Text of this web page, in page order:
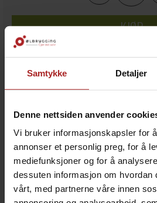
Samtykke Detaljer
Denne nettsiden anvender
Vi bruker informasjonskapsler for
annonser et personlig preg, for å
mediefunksjoner og for å
dessuten informasjon om hvordan
vårt, med partnerne våre innen
KJØP
Legg i
20+ på lager